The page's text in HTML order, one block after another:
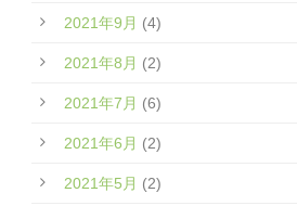
2021年9月 (4)
2021年8月 (2)
2021年7月 (6)
2021年6月 (2)
2021年5月 (2)